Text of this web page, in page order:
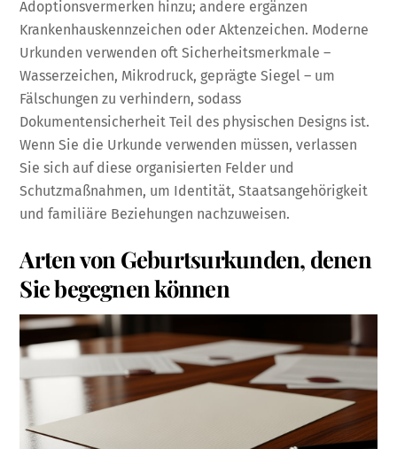
Adoptionsvermerken hinzu; andere ergänzen
Krankenhauskennzeichen oder Aktenzeichen. Moderne
Urkunden verwenden oft Sicherheitsmerkmale –
Wasserzeichen, Mikrodruck, geprägte Siegel – um
Fälschungen zu verhindern, sodass
Dokumentensicherheit Teil des physischen Designs ist.
Wenn Sie die Urkunde verwenden müssen, verlassen
Sie sich auf diese organisierten Felder und
Schutzmaßnahmen, um Identität, Staatsangehörigkeit
und familiäre Beziehungen nachzuweisen.
Arten von Geburtsurkunden, denen
Sie begegnen können